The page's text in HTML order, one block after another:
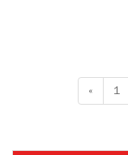
« 1